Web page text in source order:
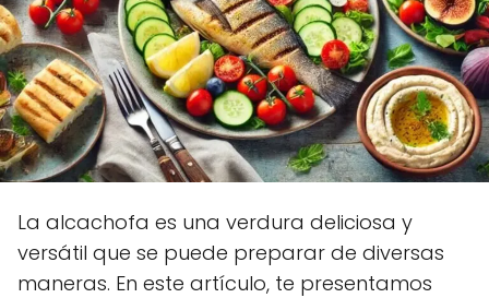
La alcachofa es una verdura deliciosa y
versátil que se puede preparar de diversas
maneras. En este artículo, te presentamos